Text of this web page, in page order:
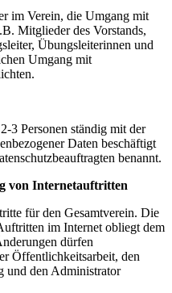
im Verein, die Umgang mit
Mitglieder des Vorstands,
Übungsleiterinnen und
Umgang mit
3 Personen ständig mit der
Daten beschäftigt
benannt.
von Internetauftritten
für den Gesamtverein. Die
im Internet obliegt dem
dürfen
Öffentlichkeitsarbeit, den
und den Administrator